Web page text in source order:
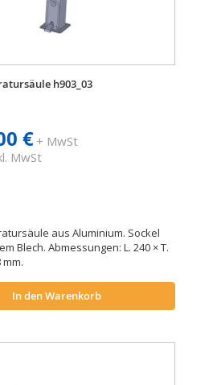
h903_03
€+ MwSt
MwSt
aus Aluminium. Sockel
Blech. Abmessungen: L. 240 × T.
mm.
In den Warenkorb